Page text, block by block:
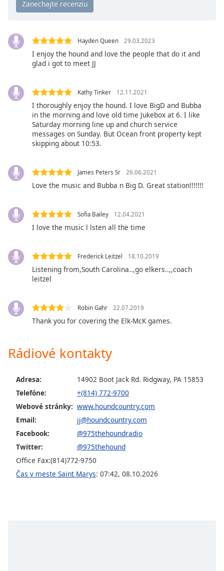
descriptions
off
,
selected
subtitles
settings
opens
subtitles
settings
subtitles
off
selected
Audio
Track
Picture
Fullscreen
modal
window.
Escape
cancel
window.
Hayden Queen 29.03.2023
I enjoy the hound and love the people that do it and
glad i got to meet JJ
Kathy Tinker 12.11.2021
I thoroughly enjoy the hound. I love BigD and Bubba
in the morning and love old time Jukebox at 6. I like
Saturday morning line up and church service
messages on Sunday. But Ocean front property kept
skipping about 10:53.
James Peters Sr 26.06.2021
Love the music and Bubba n Big D. Great station!!!!!!!
Sofia Bailey 12.04.2021
I love the music l lsten all the time
Frederick Leitzel 18.10.2019
Listening from,South Carolina..,go elkers..,,coach
leitzel
Robin Gahr 22.07.2019
Thank you for covering the Elk-McK games.
Rádiové kontakty
Adresa:
14902 Boot Jack Rd. Ridgway, PA 15853
Telefóne:
+(814) 772-9700
Webové stránky: www.houndcountry.com
Email:
jj@houndcountry.com
Facebook:
@975thehoundradio
Twitter:
@975thehound
Office Fax:(814)772-9750
Čas v meste Saint Marys: 07:42, 08.10.2026